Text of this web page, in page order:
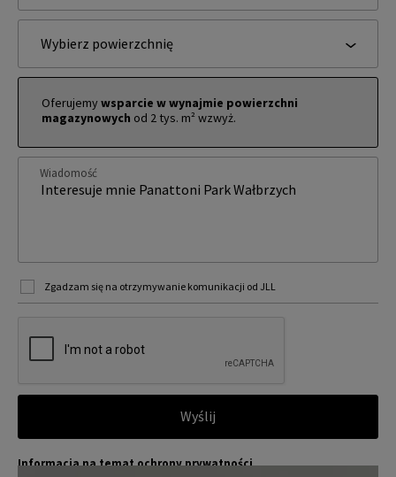
Wybierz powierzchnię
Oferujemywsparcie w wynajmie powierzchni
magazynowych od 2 tys. m² wzwyż.
Wiadomość
Zgadzam się na otrzymywanie komunikacji od JLL
Wyślij
Informacja na temat ochrony prywatności